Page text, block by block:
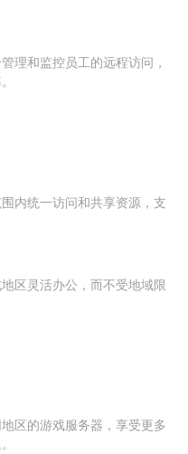
理和监控员工的远程访问，
内统一访问和共享资源，支
区灵活办公，而不受地域限
区的游戏服务器，享受更多